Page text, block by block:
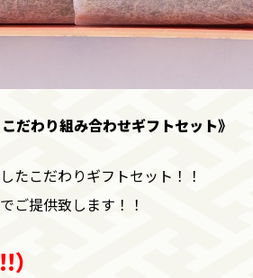
こだわり組み合わせギフトセット》
たこだわりギフトセット！！
ご提供致します！！